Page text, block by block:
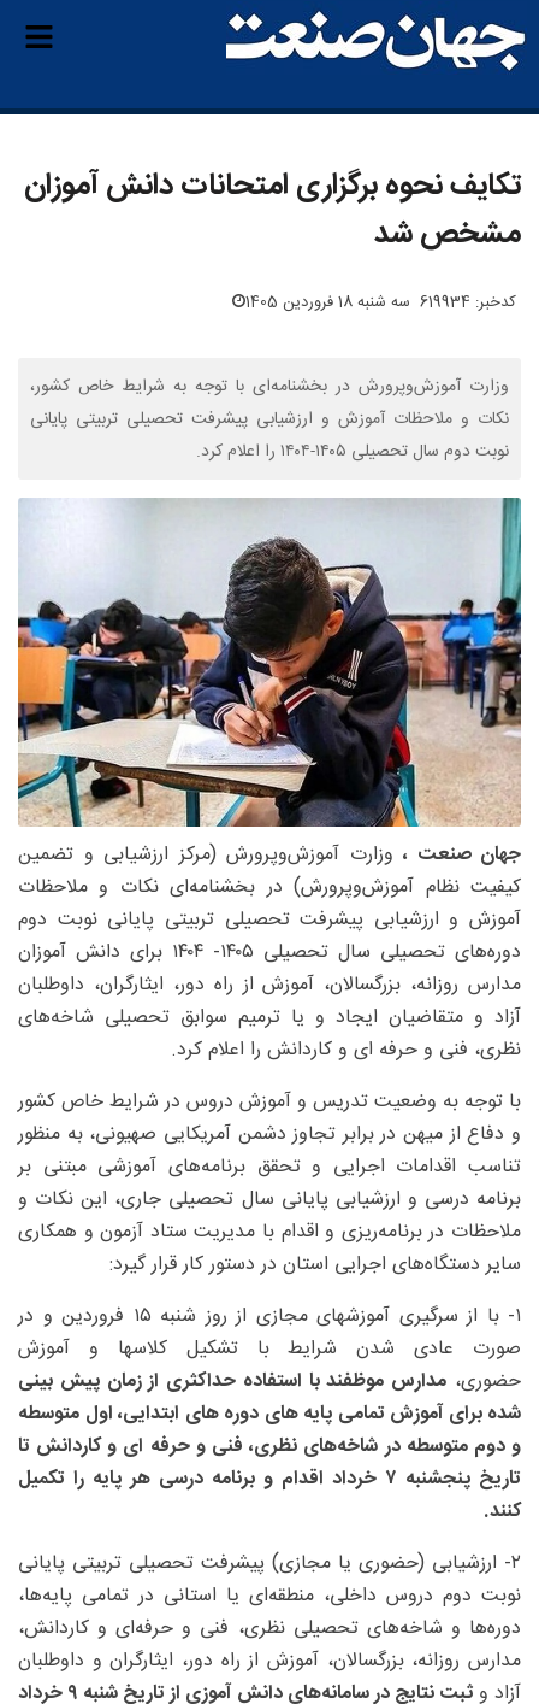
تکایف نحوه برگزاری امتحانات دانش آموزان
مشخص شد
کدخبر: 619934 سه شنبه 18 فروردین 1405
وزارت آموزش‌وپرورش در بخشنامه‌ای با توجه به شرایط خاص کشور،
نکات و ملاحظات آموزش و ارزشیابی پیشرفت تحصیلی تربیتی پایانی
نوبت دوم سال تحصیلی ۱۴۰۵-۱۴۰۴ را اعلام کرد.
جهان صنعت ، وزارت آموزش‌وپرورش (مرکز ارزشیابی و تضمین
کیفیت نظام آموزش‌وپرورش) در بخشنامه‌ای نکات و ملاحظات
آموزش و ارزشیابی پیشرفت تحصیلی تربیتی پایانی نوبت دوم
دوره‌های تحصیلی سال تحصیلی ۱۴۰۵- ۱۴۰۴ برای دانش آموزان
مدارس روزانه، بزرگسالان، آموزش از راه دور، ایثارگران، داوطلبان
آزاد و متقاضیان ایجاد و یا ترمیم سوابق تحصیلی شاخه‌های
نظری، فنی و حرفه ای و کاردانش را اعلام کرد.
با توجه به وضعیت تدریس و آموزش دروس در شرایط خاص کشور
و دفاع از میهن در برابر تجاوز دشمن آمریکایی صهیونی، به منظور
تناسب اقدامات اجرایی و تحقق برنامه‌های آموزشی مبتنی بر
برنامه درسی و ارزشیابی پایانی سال تحصیلی جاری، این نکات و
ملاحظات در برنامه‌ریزی و اقدام با مدیریت ستاد آزمون و همکاری
سایر دستگاه‌های اجرایی استان در دستور کار قرار گیرد:
۱- با از سرگیری آموزشهای مجازی از روز شنبه ۱۵ فروردین و در
صورت عادی شدن شرایط با تشکیل کلاسها و آموزش
حضوری، مدارس موظفند با استفاده حداکثری از زمان پیش بینی
شده برای آموزش تمامی پایه های دوره های ابتدایی، اول متوسطه
و دوم متوسطه در شاخه‌های نظری، فنی و حرفه ای و کاردانش تا
تاریخ پنجشنبه ۷ خرداد اقدام و برنامه درسی هر پایه را تکمیل
کنند.
۲- ارزشیابی (حضوری یا مجازی) پیشرفت تحصیلی تربیتی پایانی
نوبت دوم دروس داخلی، منطقه‌ای یا استانی در تمامی پایه‌ها،
دوره‌ها و شاخه‌های تحصیلی نظری، فنی و حرفه‌ای و کاردانش،
مدارس روزانه، بزرگسالان، آموزش از راه دور، ایثارگران و داوطلبان
آزاد و
ثبت نتایج در سامانه‌های دانش آموزی از تاریخ شنبه ۹ خرداد